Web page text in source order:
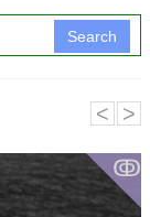
Search
ↂ
˂ ˃